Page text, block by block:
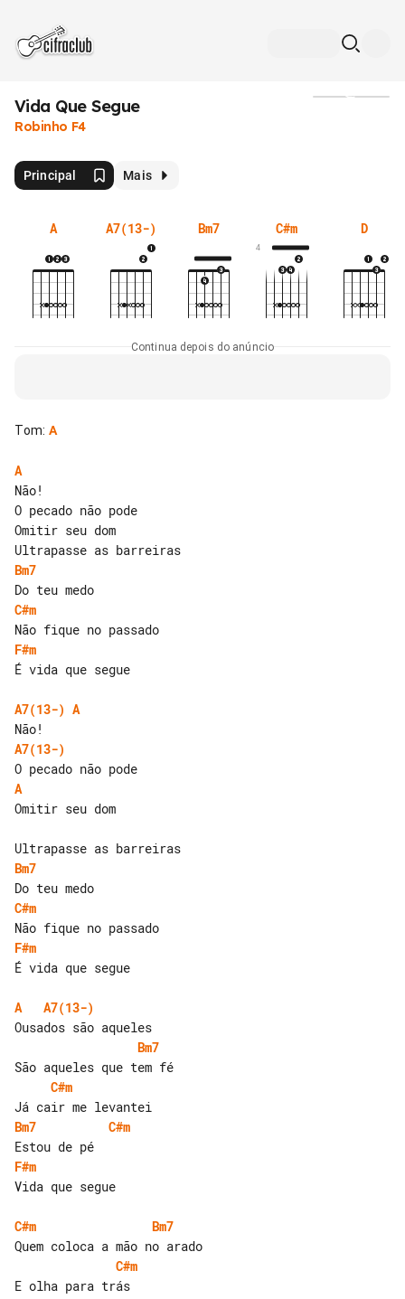
Vida Que Segue
Robinho F4
Principal Mais
A A7(13-) Bm7 C#m
4
D
Continua depois do anúncio
Tom: A
A
Não!
O pecado não pode
Omitir seu dom
Bm7
C#m
F#m
É vida que segue
A7(13-) A
A7(13-)
A
Omitir seu dom
Bm7
C#m
F#m
É vida que segue
A
A7(13-)
Bm7
C#m
Bm7
C#m
F#m
Vida que segue
C#m
Bm7
C#m